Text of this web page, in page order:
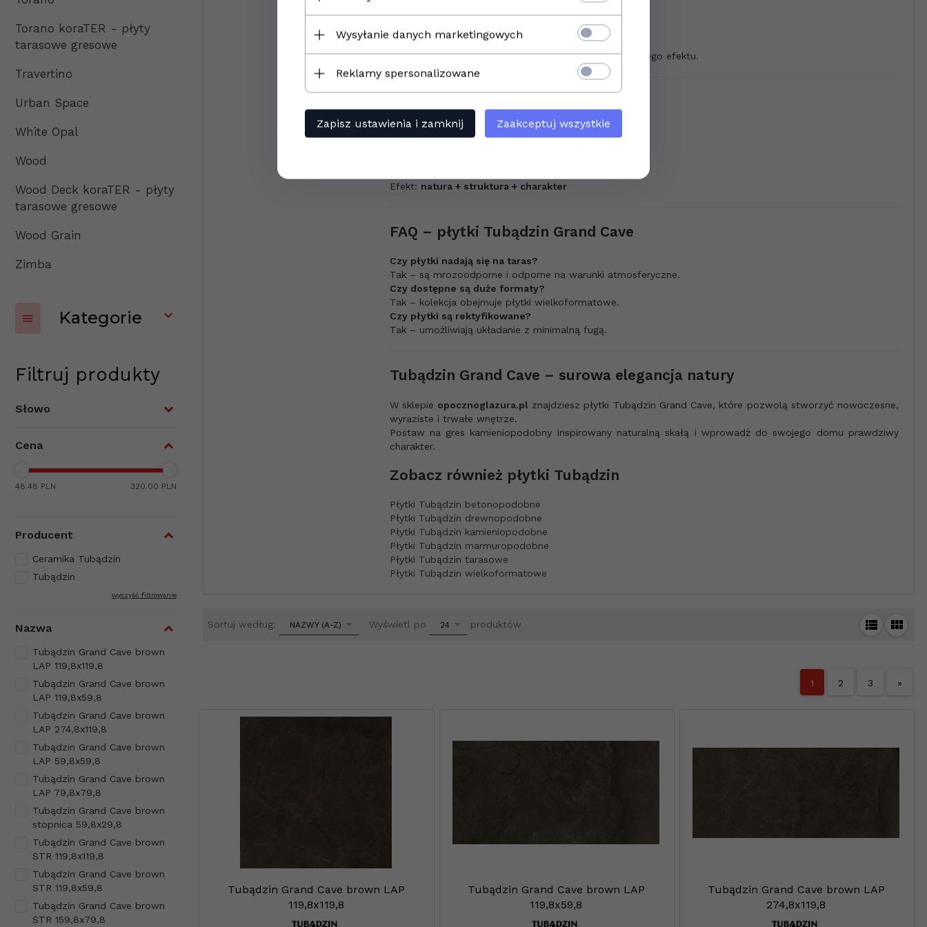
Torano koraTER - płyty
tarasowe gresowe
Travertino
Urban Space
White Opal
Wood
Wood Deck koraTER - płyty
tarasowe gresowe
Wood Grain
Zimba
Kategorie
Filtruj produkty
Słowo
Cena
48.48 PLN 320.00 PLN
Producent
Ceramika Tubądzin
Tubądzin
wyczyść filtrowanie
Nazwa
Tubądzin Grand Cave brown
LAP 119,8x119,8
Tubądzin Grand Cave brown
LAP 119,8x59,8
Tubądzin Grand Cave brown
LAP 274,8x119,8
Tubądzin Grand Cave brown
LAP 59,8x59,8
Tubądzin Grand Cave brown
LAP 79,8x79,8
Tubądzin Grand Cave brown
stopnica 59,8x29,8
Tubądzin Grand Cave brown
STR 119,8x119,8
Tubądzin Grand Cave brown
STR 119,8x59,8
Tubądzin Grand Cave brown
STR 159,8x79,8
✔ szeroka paleta kolorów
✔ trwałość i odporność
✔ zastosowanie wewnątrz i na zewnątrz
To kolekcja dla osób, które szukają mocnego, naturalnego efektu.
✔ dla miłośników surowych wnętrz
Efekt: natura + struktura + charakter
FAQ – płytki Tubądzin Grand Cave
Czy płytki nadają się na taras?
Tak – są mrozoodporne i odporne na warunki atmosferyczne.
Czy dostępne są duże formaty?
Tak – kolekcja obejmuje płytki wielkoformatowe.
Czy płytki są rektyfikowane?
Tak – umożliwiają układanie z minimalną fugą.
Tubądzin Grand Cave – surowa elegancja natury
W sklepie opocznoglazura.pl znajdziesz płytki Tubądzin Grand Cave, które pozwolą stworzyć nowoczesne,
wyraziste i trwałe wnętrze.
Postaw na gres kamieniopodobny inspirowany naturalną skałą i wprowadź do swojego domu prawdziwy
charakter.
Zobacz również płytki Tubądzin
Płytki Tubądzin betonopodobne
Płytki Tubądzin drewnopodobne
Płytki Tubądzin kamieniopodobne
Płytki Tubądzin marmuropodobne
Płytki Tubądzin tarasowe
Płytki Tubądzin wielkoformatowe
Sortuj według: sortNAZWY (A-Z) Wyświetl po pop
24 produktów
1 2 3 »
Tubądzin Grand Cave brown LAP
119,8x119,8
Tubądzin Grand Cave brown LAP
119,8x59,8
Tubądzin Grand Cave brown LAP
274,8x119,8
Wysyłanie danych marketingowych
Reklamy spersonalizowane
Zapisz ustawienia i zamknij Zaakceptuj wszystkie